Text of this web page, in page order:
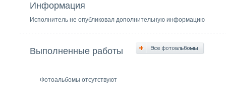
Информация
Исполнитель не опубликовал дополнительную информацию
Выполненные работы
Фотоальбомы отсутствуют